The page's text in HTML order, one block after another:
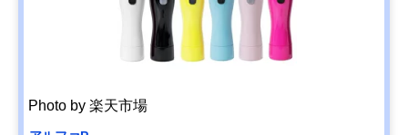
Photo by 楽天市場